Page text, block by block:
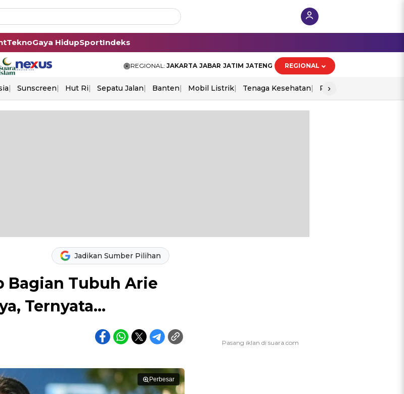
TeknoGaya HidupSportIndeks
REGIONAL: JAKARTA JABAR JATIM JATENG REGIONAL
Sunscreen Hut Ri Sepatu Jalan Banten Mobil Listrik Tenaga Kesehatan Perang As-Iran
›
Jadikan Sumber Pilihan
Bagian Tubuh Arie
Ternyata...
Perbesar